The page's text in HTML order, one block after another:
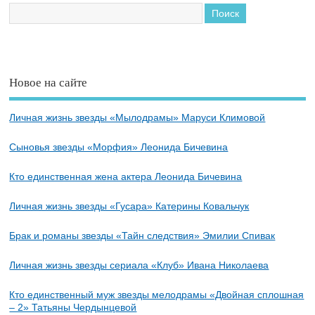
Новое на сайте
Личная жизнь звезды «Мылодрамы» Маруси Климовой
Сыновья звезды «Морфия» Леонида Бичевина
Кто единственная жена актера Леонида Бичевина
Личная жизнь звезды «Гусара» Катерины Ковальчук
Брак и романы звезды «Тайн следствия» Эмилии Спивак
Личная жизнь звезды сериала «Клуб» Ивана Николаева
Кто единственный муж звезды мелодрамы «Двойная сплошная
– 2» Татьяны Чердынцевой